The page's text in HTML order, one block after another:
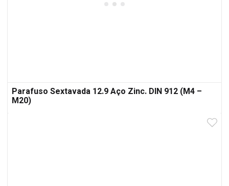
Parafuso Sextavada 12.9 Aço Zinc. DIN 912 (M4 –
M20)